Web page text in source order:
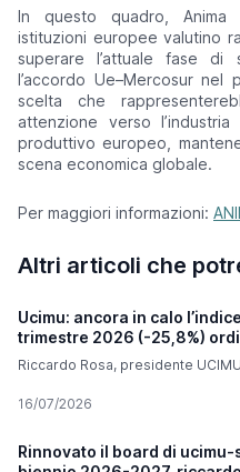
In questo quadro, Anima
istituzioni europee valutino
superare l’attuale fase
l’accordo Ue–Mercosur
scelta che
attenzione verso
produttivo europeo,
scena economica globale.
Per maggiori informazioni:
Altri articoli che
Ucimu: ancora in calo
trimestre 2026 (-25,8%)
Riccardo Rosa, presidente
abbiamo grande fiducia per
a settembre 2028”. Nel secondo
UCIMU-SISTEMI PER
16/07/2026
Rinnovato il board di